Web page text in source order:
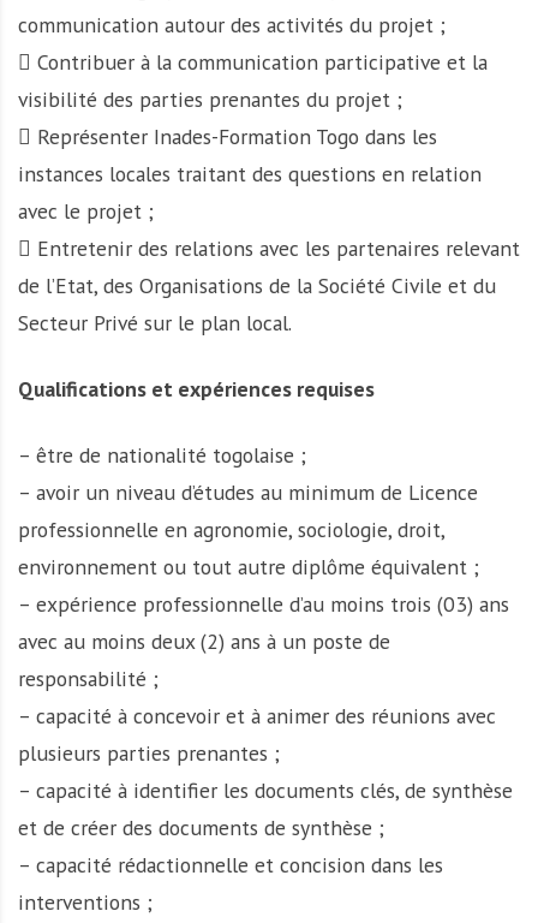
communication autour des activités du projet ;
 Contribuer à la communication participative et la
visibilité des parties prenantes du projet ;
 Représenter Inades-Formation Togo dans les
instances locales traitant des questions en relation
avec le projet ;
 Entretenir des relations avec les partenaires relevant
de l’Etat, des Organisations de la Société Civile et du
Secteur Privé sur le plan local.
Qualifications et expériences requises
– être de nationalité togolaise ;
– avoir un niveau d’études au minimum de Licence
professionnelle en agronomie, sociologie, droit,
environnement ou tout autre diplôme équivalent ;
– expérience professionnelle d’au moins trois (03) ans
avec au moins deux (2) ans à un poste de
responsabilité ;
– capacité à concevoir et à animer des réunions avec
plusieurs parties prenantes ;
– capacité à identifier les documents clés, de synthèse
et de créer des documents de synthèse ;
– capacité rédactionnelle et concision dans les
interventions ;